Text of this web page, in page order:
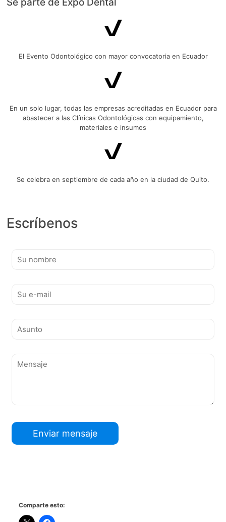
El Evento Odontológico con mayor convocatoria en Ecuador
En un solo lugar, todas las empresas acreditadas en Ecuador para
abastecer a las Clínicas Odontológicas con equipamiento,
materiales e insumos
Se celebra en septiembre de cada año en la ciudad de Quito.
Escríbenos
Comparte esto: